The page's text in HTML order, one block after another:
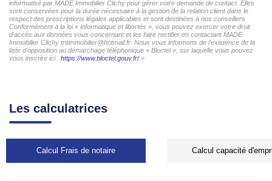
informatisé par MADE Immobilier Clichy pour gérer votre demande de contact. Elles
sont conservées pour la durée nécessaire à la gestion de la relation client dans le
respect des prescriptions légales applicables et sont destinées à nos conseillers
Conformément à la loi « informatique et libertés », vous pouvez exercer votre droit
d'accès aux données vous concernant et les faire rectifier en contactant MADE
Immobilier Clichy tntimmobilier@hotmail.fr. Nous vous informons de l'existence de la
liste d'opposition au démarchage téléphonique « Bloctel », sur laquelle vous pouvez
vous inscrire ici : https://www.bloctel.gouv.fr/»
Les calculatrices
Calcul Frais de notaire Calcul capacité